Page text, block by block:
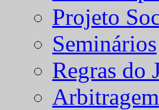
Projeto
Seminários
Regras do
Arbitragem